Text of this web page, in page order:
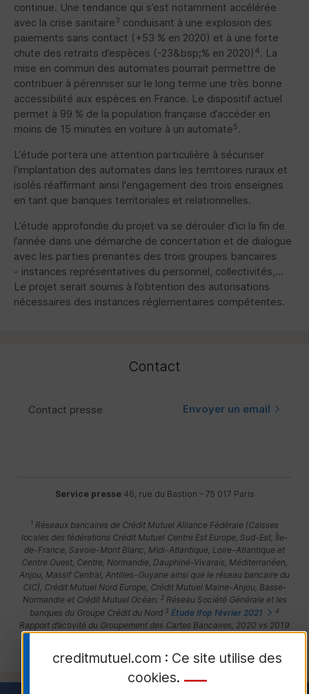
continue. Une tendance qui s’est notamment accélérée
avec la crise sanitaire3 conduisant à une explosion des
paiements sans contact (+53 % en 2020) et à une forte
chute des retraits d’espèces (-23&bsp;% en 2020) 4. La
mise en commun des automates pourrait permettre de
contribuer à pérenniser sur le long terme une très bonne
accessibilité aux espèces en France. Le dispositif actuel
permet à 99 % de la population française d’accéder en
moins de 15 minutes en voiture à un automate5.
L’étude portera une attention particulière à sécuriser
l’implantation des automates dans les territoires ruraux et
isolés réaffirmant ainsi l'engagement des trois enseignes
en tant que banques territoriales et relationnelles.
L’étude approfondie du projet va se dérouler d’ici la fin de
l’année dans une démarche de concertation et de dialogue
avec les parties prenantes des trois groupes bancaires
- instances représentatives du personnel, collectivités,...
Le projet serait soumis à l’obtention des autorisations
nécessaires des instances réglementaires compétentes.
Contact
Contact presse Envoyer un email
Service presse 46, rue du Bastion – 75 017 Paris
1 Réseaux bancaires de Crédit Mutuel Alliance Fédérale (Caisses
locales des fédérations Crédit Mutuel Centre Est Europe, Sud-Est, Île-
de-France, Savoie-Mont Blanc, Midi-Atlantique, Loire-Atlantique et
Centre Ouest, Centre, Normandie, Dauphiné-Vivarais, Méditerranéen,
Anjou, Massif Central, Antilles-Guyane ainsi que le réseau bancaire du
CIC), Crédit Mutuel Nord Europe, Crédit Mutuel Maine-Anjou, Basse-
Normandie et Crédit Mutuel Océan. 2Réseau Société Générale et les
banques du Groupe Crédit du Nord 3 Étude Ifop février 2021 4
Rapport d’activité du Groupement des Cartes Bancaires, 2020 vs 2019
5
creditmutuel.com : Ce site utilise des
cookies.